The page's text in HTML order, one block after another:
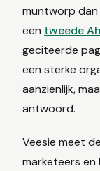
muntworp dan
een tweede
geciteerde
een sterke
aanzienlijk,
antwoord.
Veesie meet
marketeers en